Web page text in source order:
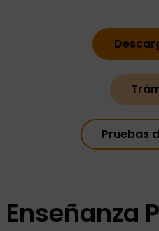
Pruebas
Enseñanza